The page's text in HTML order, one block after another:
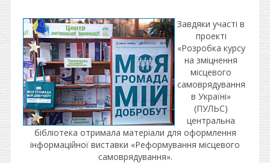
Завдяки участі в
проекті
«Розробка курсу
на зміцнення
місцевого
самоврядування
в Україні»
(ПУЛЬС)
центральна
бібліотека отримала матеріали для оформлення
інформаційної виставки «Реформування місцевого
самоврядування».